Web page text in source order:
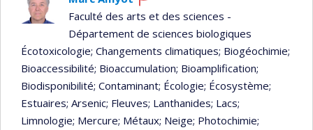
Ce
professeur
recrute
Faculté des arts et des sciences -
Département de sciences biologiques
Écotoxicologie; Changements climatiques; Biogéochimie;
Bioaccessibilité; Bioaccumulation; Bioamplification;
Biodisponibilité; Contaminant; Écologie; Écosystème;
Estuaires; Arsenic; Fleuves; Lanthanides; Lacs;
Limnologie; Mercure; Métaux; Neige; Photochimie;